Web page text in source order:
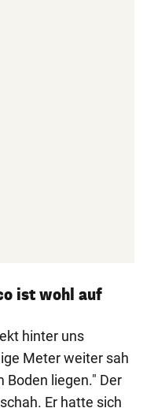
ist wohl auf
hinter uns
Meter weiter sah
Boden liegen." Der
Er hatte sich